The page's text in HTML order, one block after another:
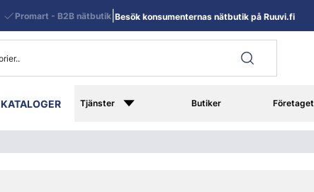
KATALOGER Tjänster Butiker Företaget
Promart - B2B nätbutik Besök konsumenternas nätbutik på Ruuvi.fi